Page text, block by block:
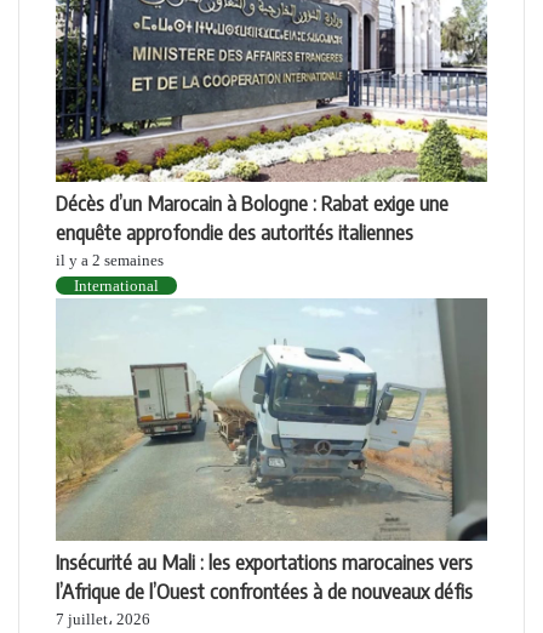
Décès d’un Marocain à Bologne : Rabat exige une
enquête approfondie des autorités italiennes
il y a 2 semaines
International
Insécurité au Mali : les exportations marocaines vers
l’Afrique de l’Ouest confrontées à de nouveaux défis
7 juillet، 2026